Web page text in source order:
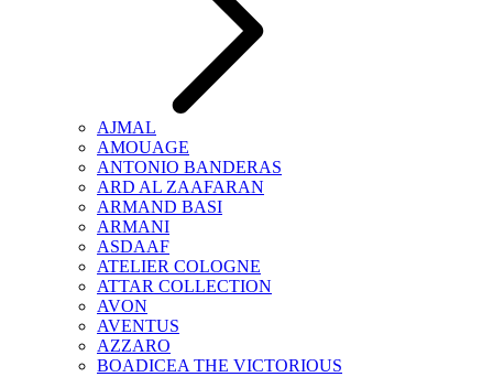
AJMAL
AMOUAGE
ANTONIO BANDERAS
ARD AL ZAAFARAN
ARMAND BASI
ARMANI
ASDAAF
ATELIER COLOGNE
ATTAR COLLECTION
AVON
AVENTUS
AZZARO
BOADICEA THE VICTORIOUS